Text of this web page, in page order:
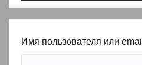
Имя пользователя или email